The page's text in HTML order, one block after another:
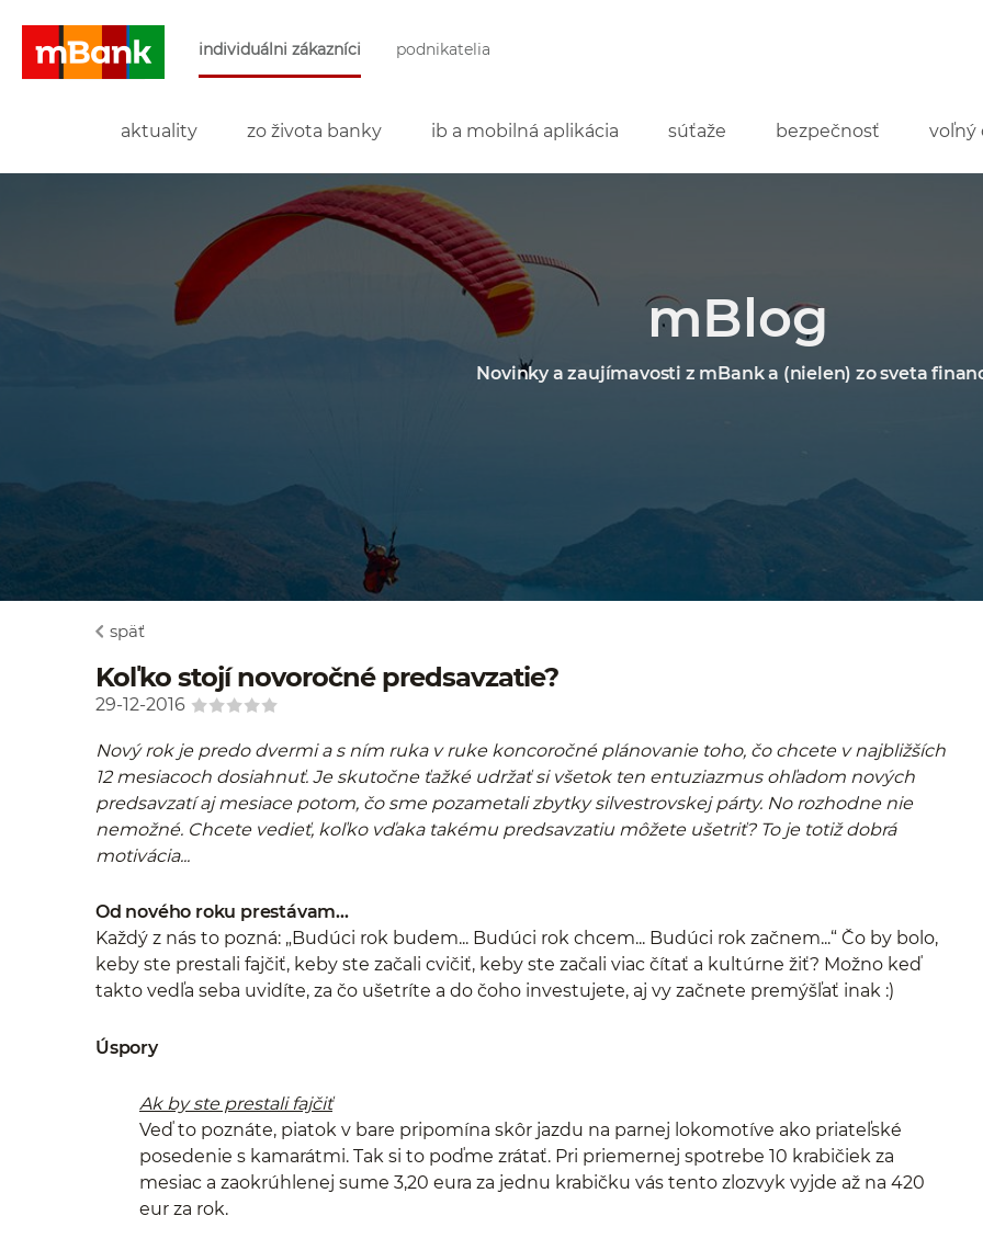
individuálni zákazníci podnikatelia
aktuality zo života banky ib a mobilná aplikácia súťaže bezpečnosť voľný
mBlog
Novinky a zaujímavosti z mBank a (nielen) zo sveta
späť
Koľko stojí novoročné predsavzatie?
29-12-2016
Nový rok je predo dvermi a s ním ruka v ruke koncoročné plánovanie toho, čo chcete v najbližších
12 mesiacoch dosiahnuť. Je skutočne ťažké udržať si všetok ten entuziazmus ohľadom nových
predsavzatí aj mesiace potom, čo sme pozametali zbytky silvestrovskej párty. No rozhodne nie
nemožné. Chcete vedieť, koľko vďaka takému predsavzatiu môžete ušetriť? To je totiž dobrá
motivácia...
Od nového roku prestávam...
Každý z nás to pozná: „Budúci rok budem... Budúci rok chcem... Budúci rok začnem...“ Čo by bolo,
keby ste prestali fajčiť, keby ste začali cvičiť, keby ste začali viac čítať a kultúrne žiť? Možno keď
takto vedľa seba uvidíte, za čo ušetríte a do čoho investujete, aj vy začnete premýšľať inak :)
Úspory
Ak by ste prestali fajčiť
Veď to poznáte, piatok v bare pripomína skôr jazdu na parnej lokomotíve ako priateľské
posedenie s kamarátmi. Tak si to poďme zrátať. Pri priemernej spotrebe 10 krabičiek za
mesiac a zaokrúhlenej sume 3,20 eura za jednu krabičku vás tento zlozvyk vyjde až na 420
eur za rok.